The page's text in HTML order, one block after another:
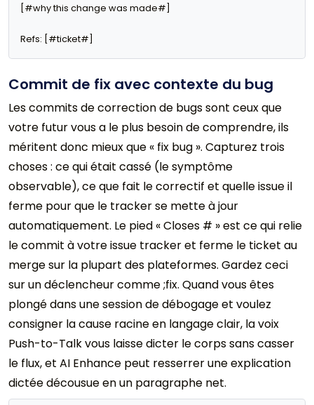
[#why this change was made#]
Refs: [#ticket#]
Commit de fix avec contexte du bug
Les commits de correction de bugs sont ceux que
votre futur vous a le plus besoin de comprendre, ils
méritent donc mieux que « fix bug ». Capturez trois
choses : ce qui était cassé (le symptôme
observable), ce que fait le correctif et quelle issue il
ferme pour que le tracker se mette à jour
automatiquement. Le pied « Closes # » est ce qui relie
le commit à votre issue tracker et ferme le ticket au
merge sur la plupart des plateformes. Gardez ceci
sur un déclencheur comme ;fix. Quand vous êtes
plongé dans une session de débogage et voulez
consigner la cause racine en langage clair, la voix
Push-to-Talk vous laisse dicter le corps sans casser
le flux, et AI Enhance peut resserrer une explication
dictée décousue en un paragraphe net.